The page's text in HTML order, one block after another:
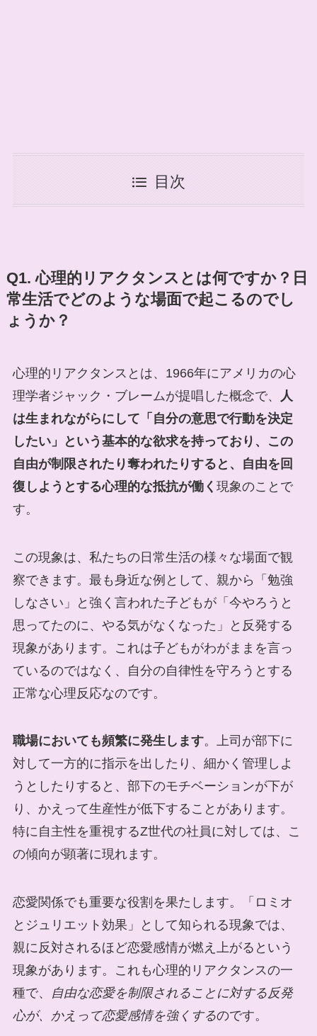
目次
Q1. 心理的リアクタンスとは何ですか？日
常生活でどのような場面で起こるのでし
ょうか？
心理的リアクタンスとは、1966年にアメリカの心
理学者ジャック・ブレームが提唱した概念で、
人
は生まれながらにして「自分の意思で行動を決定
したい」という基本的な欲求を持っており、この
自由が制限されたり奪われたりすると、自由を回
復しようとする心理的な抵抗が働く 現象のことで
す。
この現象は、私たちの日常生活の様々な場面で観
察できます。最も身近な例として、親から「勉強
しなさい」と強く言われた子どもが「今やろうと
思ってたのに、やる気がなくなった」と反発する
現象があります。これは子どもがわがままを言っ
ているのではなく、自分の自律性を守ろうとする
正常な心理反応なのです。
職場においても頻繁に発生します。上司が部下に
対して一方的に指示を出したり、細かく管理しよ
うとしたりすると、部下のモチベーションが下が
り、かえって生産性が低下することがあります。
特に自主性を重視するZ世代の社員に対しては、こ
の傾向が顕著に現れます。
恋愛関係でも重要な役割を果たします。「ロミオ
とジュリエット効果」として知られる現象では、
親に反対されるほど恋愛感情が燃え上がるという
現象があります。これも心理的リアクタンスの一
種で、
自由な恋愛を制限されることに対する反発
心が、かえって恋愛感情を強くするのです。